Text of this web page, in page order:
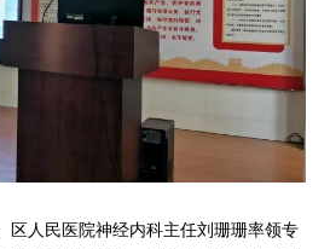
人民医院神经内科主任刘珊珊率领专